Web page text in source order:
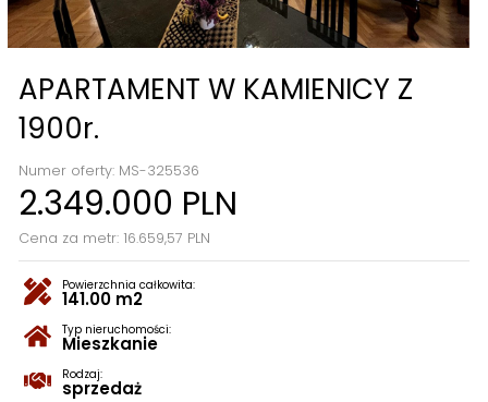
APARTAMENT W KAMIENICY Z
1900r.
Numer oferty: MS-325536
2.349.000 PLN
Cena za metr: 16.659,57 PLN
Powierzchnia całkowita:
141.00 m2
Typ nieruchomości:
Mieszkanie
Rodzaj:
sprzedaż